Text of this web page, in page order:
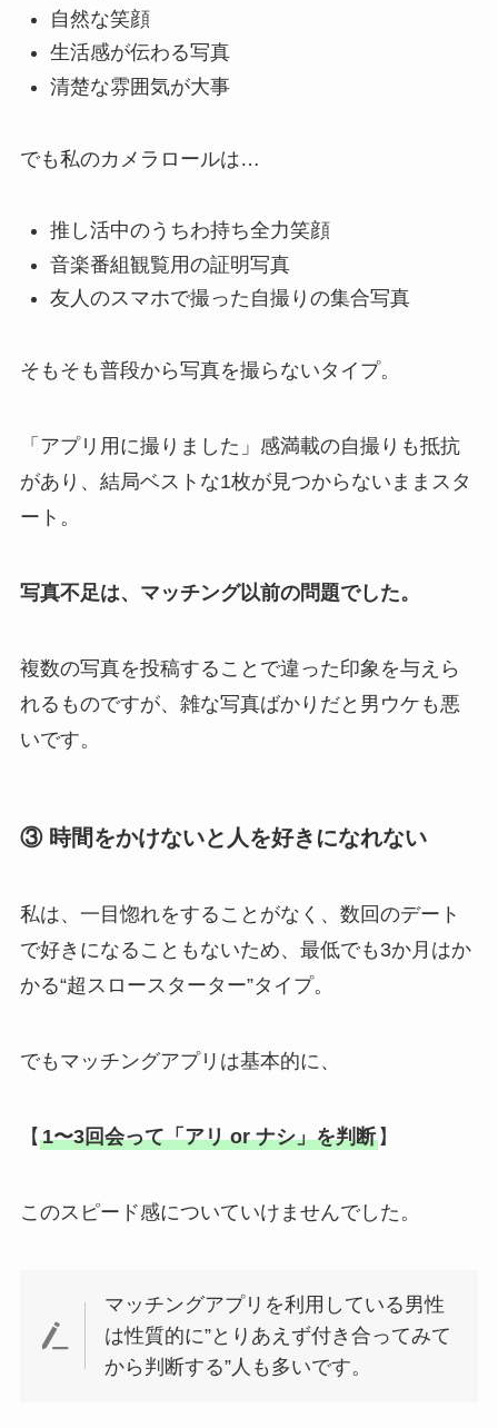
自然な笑顔
生活感が伝わる写真
清楚な雰囲気が大事
でも私のカメラロールは…
推し活中のうちわ持ち全力笑顔
音楽番組観覧用の証明写真
友人のスマホで撮った自撮りの集合写真
そもそも普段から写真を撮らないタイプ。
「アプリ用に撮りました」感満載の自撮りも抵抗
があり、結局ベストな1枚が見つからないままスタ
ート。
写真不足は、マッチング以前の問題でした。
複数の写真を投稿することで違った印象を与えら
れるものですが、雑な写真ばかりだと男ウケも悪
いです。
③ 時間をかけないと人を好きになれない
私は、一目惚れをすることがなく、数回のデート
で好きになることもないため、最低でも3か月はか
かる“超スロースターター”タイプ。
でもマッチングアプリは基本的に、
【 1〜3回会って「アリ or ナシ」を判断】
このスピード感についていけませんでした。
マッチングアプリを利用している男性
は性質的に”とりあえず付き合ってみて
から判断する”人も多いです。